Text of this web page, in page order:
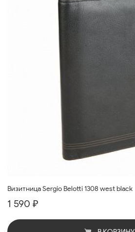
Визитница Sergio Belotti 1308 west black
1 590 ₽